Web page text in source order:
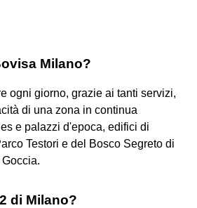
Milano?
ogni giorno, grazie ai tanti servizi,
di una zona in continua
e palazzi d'epoca, edifici di
Testori e del Bosco Segreto di
di Milano?